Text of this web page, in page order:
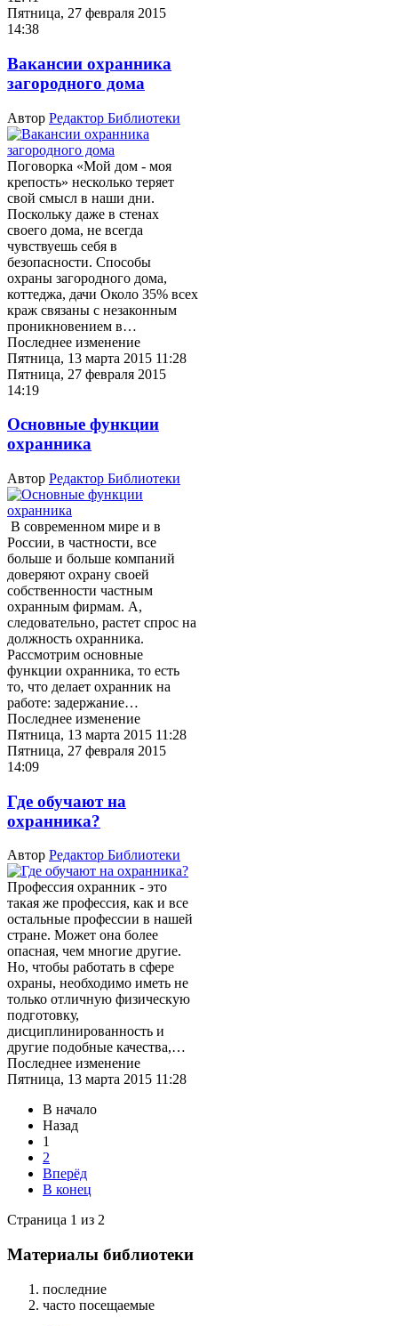
Пятница, 27 февраля 2015
14:38
Вакансии охранника
загородного дома
Автор Редактор Библиотеки
Поговорка «Мой дом - моя
крепость» несколько теряет
свой смысл в наши дни.
Поскольку даже в стенах
своего дома, не всегда
чувствуешь себя в
безопасности. Способы
охраны загородного дома,
коттеджа, дачи Около 35% всех
краж связаны с незаконным
проникновением в…
Последнее изменение
Пятница, 13 марта 2015 11:28
Пятница, 27 февраля 2015
14:19
Основные функции
охранника
Автор Редактор Библиотеки
В современном мире и в
России, в частности, все
больше и больше компаний
доверяют охрану своей
собственности частным
охранным фирмам. А,
следовательно, растет спрос на
должность охранника.
Рассмотрим основные
функции охранника, то есть
то, что делает охранник на
работе: задержание…
Последнее изменение
Пятница, 13 марта 2015 11:28
Пятница, 27 февраля 2015
14:09
Где обучают на
охранника?
Автор Редактор Библиотеки
Профессия охранник - это
такая же профессия, как и все
остальные профессии в нашей
стране. Может она более
опасная, чем многие другие.
Но, чтобы работать в сфере
охраны, необходимо иметь не
только отличную физическую
подготовку,
дисциплинированность и
другие подобные качества,…
Последнее изменение
Пятница, 13 марта 2015 11:28
В начало
Назад
1
2
Вперёд
В конец
Страница 1 из 2
Материалы библиотеки
последние
часто посещаемые